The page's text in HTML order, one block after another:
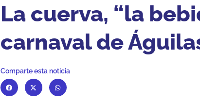
La cuerva, “la
carnaval de
Comparte esta noticia